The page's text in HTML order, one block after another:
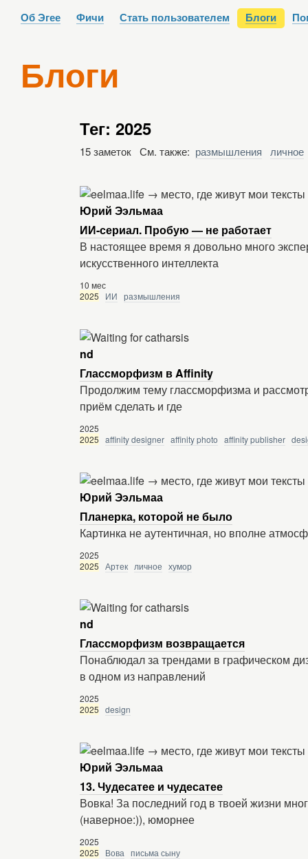
Об Эгее Фичи Стать пользователем Блоги
Блоги
Тег: 2025
15 заметок См. также: размышления личное
Юрий Ээльмаа
ИИ-сериал. Пробую — не работает
В настоящее время я довольно много
искусственного интеллекта
10 мес
2025
ИИ размышления
nd
Глассморфизм в Affinity
Продолжим тему глассморфизма и
приём сделать и где
2025
2025 affinity designer affinity photo affinity publisher
Юрий Ээльмаа
Планерка, которой не было
Картинка не аутентичная, но вполне
2025
2025 Артек личное хумор
nd
Глассморфизм возвращается
Понаблюдал за трендами в графическом
в одном из направлений
2025
2025 design
Юрий Ээльмаа
13. Чудесатее и чудесатее
Вовка! За последний год в твоей жизни
(наверное:)), юморнее
2025
2025
Вова письма сыну